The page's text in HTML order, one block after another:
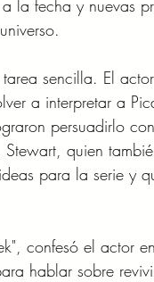
la fecha y nuevas
sencilla. El
a interpretar a
persuadirlo
quien
para la serie y
confesó el actor
hablar sobre